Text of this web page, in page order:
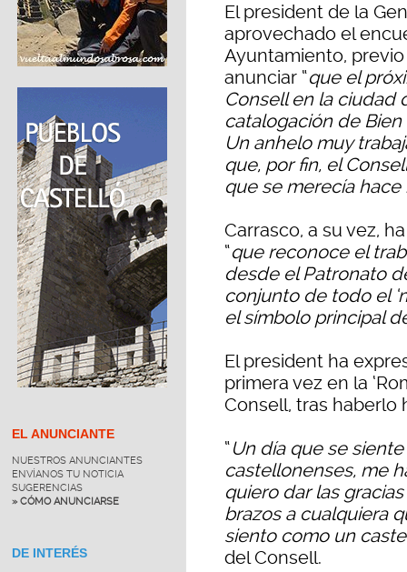
EL ANUNCIANTE
NUESTROS ANUNCIANTES
ENVÍANOS TU NOTICIA
SUGERENCIAS
» CÓMO ANUNCIARSE
DE INTERÉS
El president de la
aprovechado el
Ayuntamiento,
anunciar “que el
Consell en la ciudad
catalogación de
Un anhelo muy
que, por fin, el
que se merecía
Carrasco, a su vez,
“que reconoce el
desde el Patronato
conjunto de todo el
el símbolo principal
El president ha
primera vez en la
Consell, tras haberlo
“Un día que se
castellonenses, me
quiero dar las
brazos a cualquiera
siento como un
del Consell.